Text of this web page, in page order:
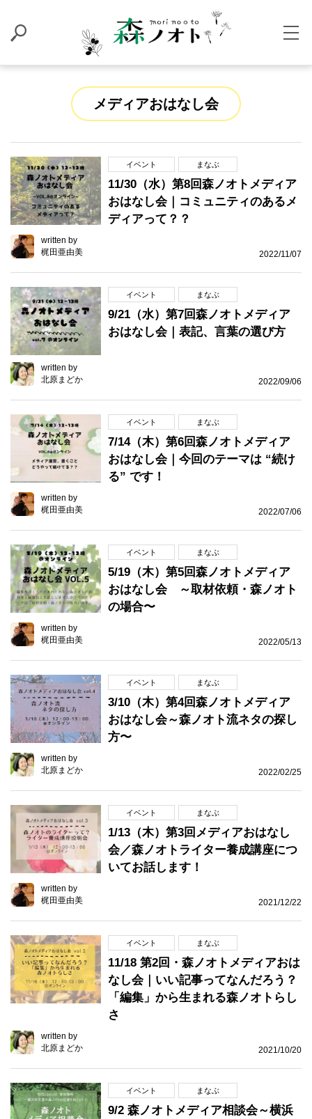
メディアおはなし会
イベント まなぶ
11/30（水）第8回森ノオトメディア
おはなし会｜コミュニティのあるメ
ディアって？？
written by
梶田亜由美
2022/11/07
イベント まなぶ
9/21（水）第7回森ノオトメディア
おはなし会｜表記、言葉の選び方
written by
北原まどか
2022/09/06
イベント まなぶ
7/14（木）第6回森ノオトメディア
おはなし会｜今回のテーマは “続け
る” です！
written by
梶田亜由美
2022/07/06
イベント まなぶ
5/19（木）第5回森ノオトメディア
おはなし会 ～取材依頼・森ノオト
の場合〜
written by
梶田亜由美
2022/05/13
イベント まなぶ
3/10（木）第4回森ノオトメディア
おはなし会～森ノオト流ネタの探し
方〜
written by
北原まどか
2022/02/25
イベント まなぶ
1/13（木）第3回メディアおはなし
会／森ノオトライター養成講座につ
いてお話します！
written by
梶田亜由美
2021/12/22
イベント まなぶ
11/18 第2回・森ノオトメディアおは
なし会｜いい記事ってなんだろう？
「編集」から生まれる森ノオトらし
さ
written by
北原まどか
2021/10/20
イベント まなぶ
9/2 森ノオトメディア相談会～横浜